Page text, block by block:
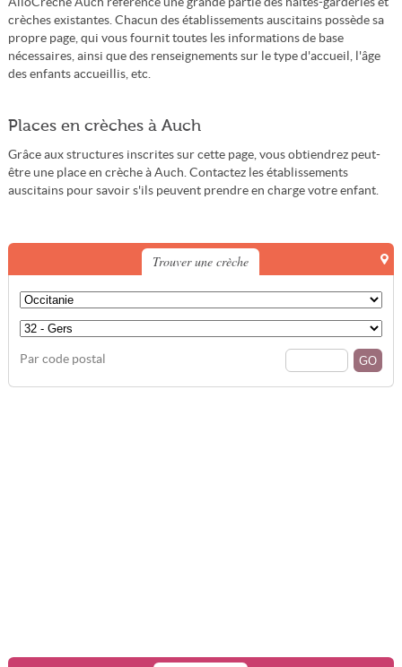
crèches existantes. Chacun des établissements auscitains possède sa
propre page, qui vous fournit toutes les informations de base
nécessaires, ainsi que des renseignements sur le type d'accueil, l'âge
des enfants accueillis, etc.
Places en crèches à Auch
Grâce aux structures inscrites sur cette page, vous obtiendrez peut-
être une place en crèche à Auch. Contactez les établissements
auscitains pour savoir s'ils peuvent prendre en charge votre enfant.
Trouver une crèche
Par code postal